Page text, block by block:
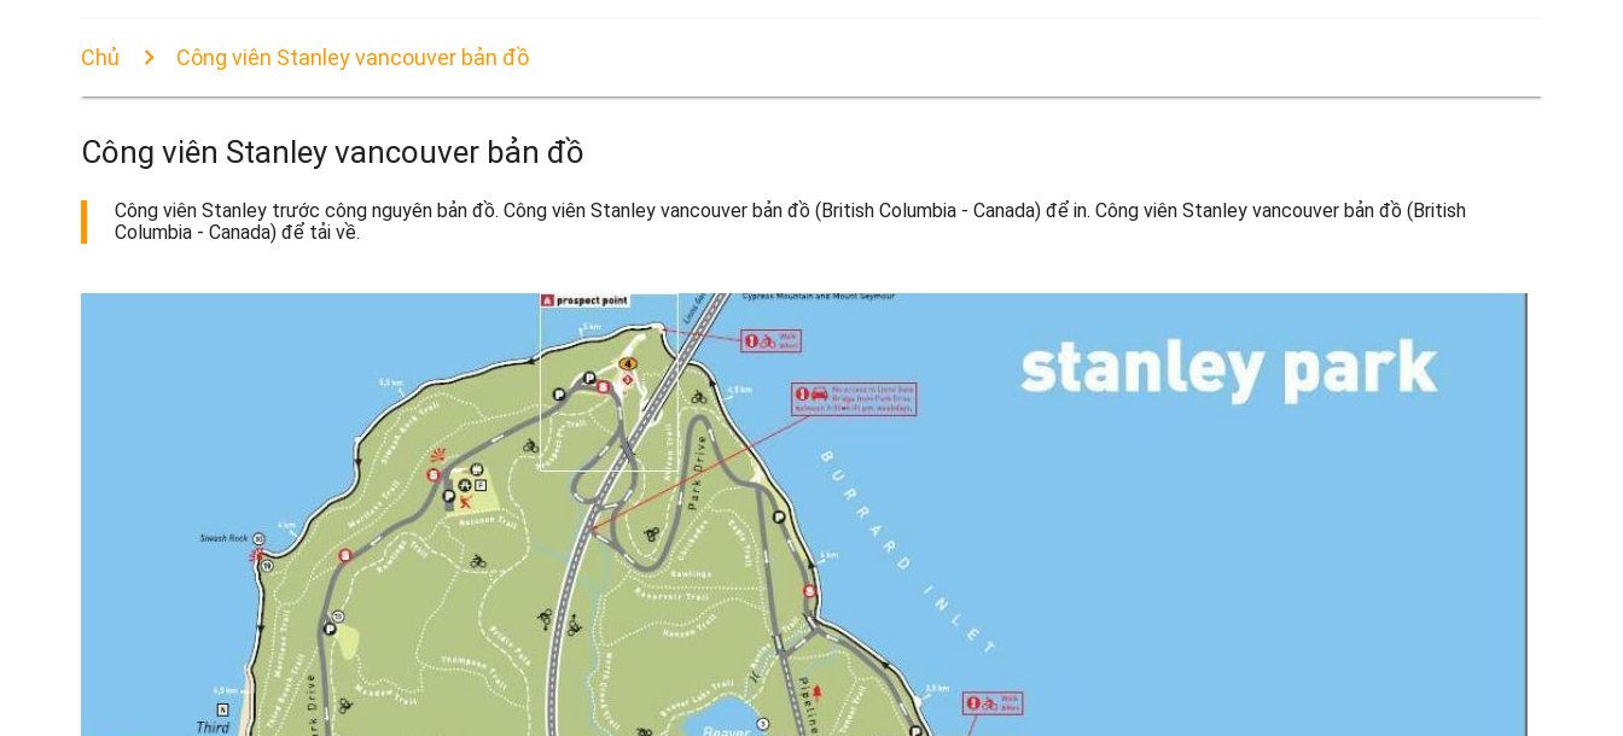
Chủ Công viên Stanley vancouver bản đồ
Công viên Stanley vancouver bản đồ
Công viên Stanley trước công nguyên bản đồ. Công viên Stanley vancouver bản đồ (British Columbia - Canada) để in. Công viên Stanley vancouver bản đồ (British
Columbia - Canada) để tải về.